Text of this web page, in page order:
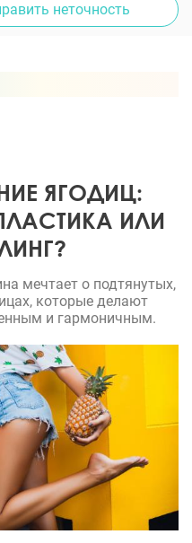
неточность
ЯГОДИЦ:
ИЛИ
мечтает о подтянутых,
которые делают
и гармоничным.